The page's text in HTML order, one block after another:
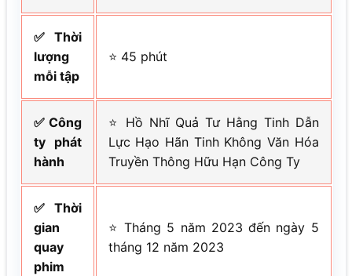
✅ Thời
lượng
mỗi tập
⭐ 45 phút
✅ Công
ty phát
hành
⭐ Hồ Nhĩ Quả Tư Hằng Tinh Dẫn
Lực Hạo Hãn Tinh Không Văn Hóa
Truyền Thông Hữu Hạn Công Ty
✅ Thời
gian
quay
phim
⭐ Tháng 5 năm 2023 đến ngày 5
tháng 12 năm 2023